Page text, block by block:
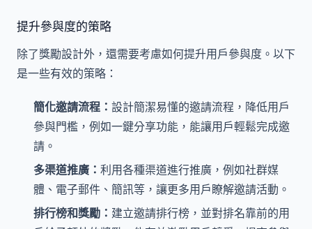
提升參與度的策略
除了獎勵設計外，還需要考慮如何提升用戶參與度。以下
是一些有效的策略：
簡化邀請流程： 設計簡潔易懂的邀請流程，降低用戶
參與門檻，例如一鍵分享功能，能讓用戶輕鬆完成邀
請。
多渠道推廣： 利用各種渠道進行推廣，例如社群媒
體、電子郵件、簡訊等，讓更多用戶瞭解邀請活動。
排行榜和獎勵： 建立邀請排行榜，並對排名靠前的用